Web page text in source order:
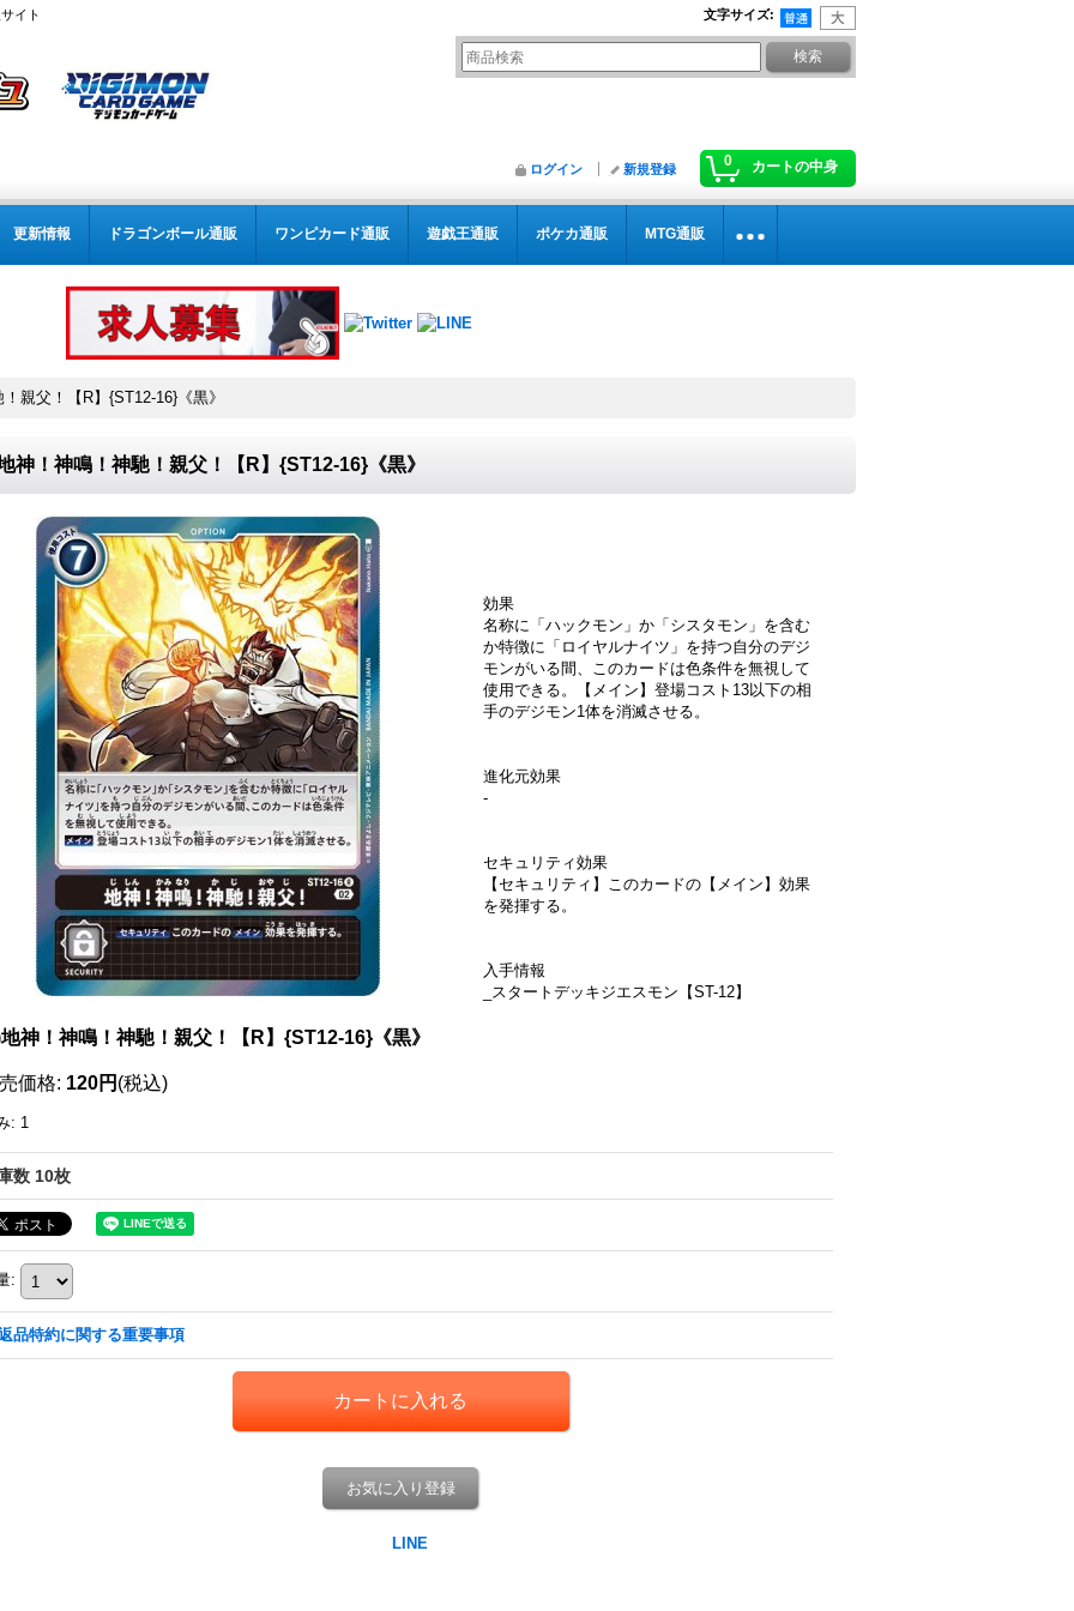
イト 文字サイズ:
0 カートの中身
ログイン 新規登録
更新情報 ドラゴンボール通販 ワンピカード通販 遊戯王通販 ポケカ通販 MTG通販
親父！【R】{ST12-16}《黒》
神！神鳴！神馳！親父！【R】{ST12-16}《黒》
効果
名称に「ハックモン」か「シスタモン」を含む
か特徴に「ロイヤルナイツ」を持つ自分のデジ
モンがいる間、このカードは色条件を無視して
使用できる。【メイン】登場コスト13以下の相
手のデジモン1体を消滅させる。
進化元効果
-
セキュリティ効果
【セキュリティ】このカードの【メイン】効果
を発揮する。
入手情報
_スタートデッキジエスモン【ST-12】
神！神鳴！神馳！親父！【R】{ST12-16}《黒》
価格: 120円 (税込)
: 1
数 10枚
:
品特約に関する重要事項
お気に入り登録